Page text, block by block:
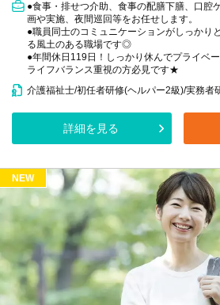
●食事・排せつ介助、食事の配膳下膳、口腔
画や実施、夜間巡回等をお任せします。
●職員同士のコミュニケーションがしっかり
る風土のある職場です◎
●年間休日119日！しっかり休んでプライベ
ライフバランス重視の方必見です★
介護福祉士/初任者研修(ヘルパー2級)/実務者
詳細を見る
NEW